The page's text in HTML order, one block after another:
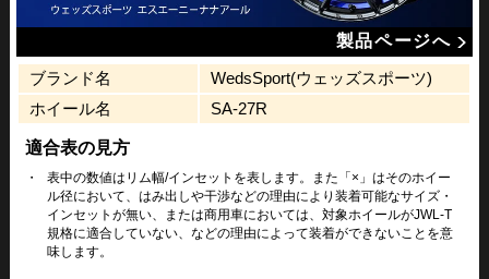
製品ページへ
ブランド名
WedsSport(ウェッズスポーツ)
ホイール名
SA-27R
適合表の見方
・
表中の数値はリム幅/インセットを表します。また「×」はそのホイー
ル径において、はみ出しや干渉などの理由により装着可能なサイズ・
インセットが無い、または商用車においては、対象ホイールがJWL-T
規格に適合していない、などの理由によって装着ができないことを意
味します。